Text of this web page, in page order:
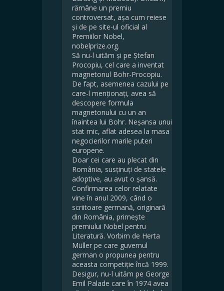
rămâne un premiu
controversat, așa cum reiese
și de pe site-ul oficial al
Premiilor Nobel,
nobelprize.org.
Să nu-l uităm și pe Ștefan
Procopiu, cel care a inventat
magnetonul Bohr-Procopiu.
De fapt, asemenea cazului pe
care-l menționați, avea să
descopere formula
magnetonului cu un an
înaintea lui Bohr. Neșansa unui
stat mic, aflat adesea la masa
negocierilor marile puteri
europene.
Doar cei care au plecat din
România, susținuți de statele
adoptive, au avut o șansă.
Confirmarea celor relatate
vine în anul 2009, când o
scriitoare germană, originară
din România, primește
premiului Nobel pentru
Literatură. Vorbim de Herta
Müller pe care guvernul
german o propunea pentru
aceasta competiție încă 1999.
Desigur, nu-l uităm pe George
Emil Palade care în 1974 avea